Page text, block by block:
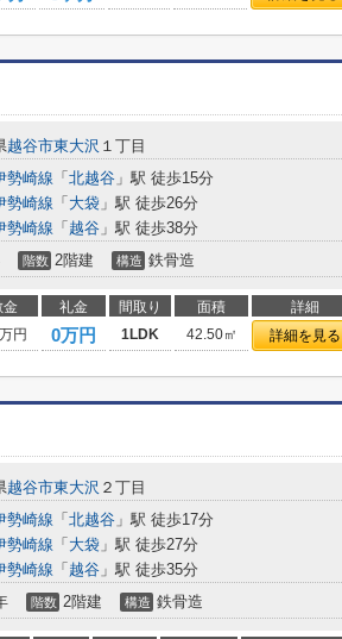
越谷市東大沢 １丁目
勢崎線 「 北越谷 」駅 徒歩15分
勢崎線 「 大袋 」駅 徒歩26分
勢崎線 「 越谷 」駅 徒歩38分
階数 2階建 構造 鉄骨造
金 礼金 間取り 面積 詳細
円 0万円 1LDK 42.50㎡ 詳細を見る
越谷市東大沢 ２丁目
勢崎線 「 北越谷 」駅 徒歩17分
勢崎線 「 大袋 」駅 徒歩27分
勢崎線 「 越谷 」駅 徒歩35分
階数 2階建 構造 鉄骨造